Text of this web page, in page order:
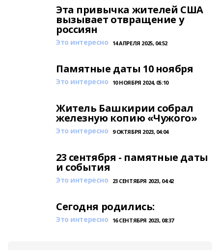
Эта привычка жителей США
вызывает отвращение у
россиян
Это интересно 14 АПРЕЛЯ 2025, 04:52
Памятные даты 10 ноября
Это интересно 10 НОЯБРЯ 2024, 05:10
Житель Башкирии собрал
железную копию «Чужого»
Это интересно 9 ОКТЯБРЯ 2023, 04:04
23 сентября - памятные даты
и события
Это интересно 23 СЕНТЯБРЯ 2023, 04:42
Сегодня родились:
Это интересно 16 СЕНТЯБРЯ 2023, 08:37